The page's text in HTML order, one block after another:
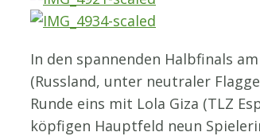
In den spannenden Halbfinals
(Russland, unter neutraler
Runde eins mit Lola Giza (TLZ
köpfigen Hauptfeld neun